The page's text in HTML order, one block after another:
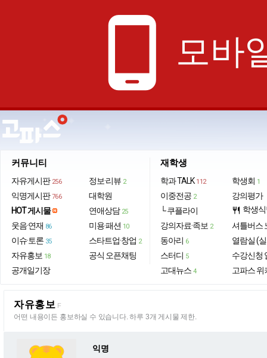
phone_android 모바
커뮤니티
자유게시판 256
익명게시판 766
HOT 게시물
웃음·연재 86
이슈·토론 35
자유홍보 18
공개일기장
정보·리뷰 2
대학원
연애상담 25
미용·패션 10
스타트업·창업 2
공식 오픈채팅
재학생
학과 TALK 112
이중전공 2
└ 쿠플라이
강의자료·족보 2
동아리 6
스터디 5
고대뉴스 4
학생회 1
강의평가
restaurant 학생
셔틀버스
열람실 (
수강신청
고파스 위
자유홍보 F
어떤 내용이든 홍보하실 수 있습니다. 하루 3개 게시물 제한.
익명